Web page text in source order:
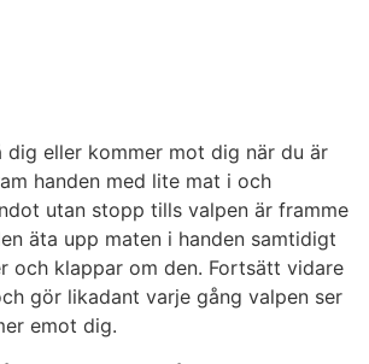
dig eller kommer mot dig när du är
handen med lite mat i och
utan stopp tills valpen är framme
äta upp maten i handen samtidigt
och klappar om den. Fortsätt vidare
gör likadant varje gång valpen ser
emot dig.